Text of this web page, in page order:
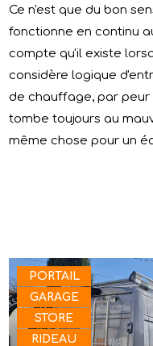
Ce n'est que du bon
fonctionne en continu
compte qu'il existe
considère logique
de chauffage, par
tombe toujours au
même chose pour un
PORTAIL
GARAGE
STORE
RIDEAU